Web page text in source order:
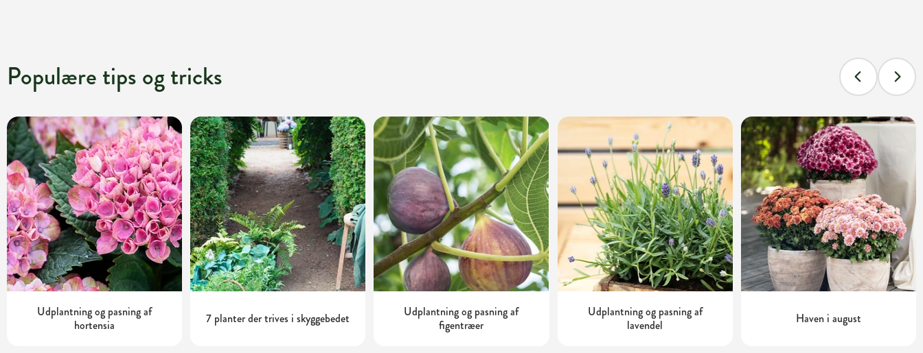
Populære tips og tricks
Udplantning og pasning af
hortensia
7 planter der trives i skyggebedet
Udplantning og pasning af
figentræer
Udplantning og pasning af
lavendel
Haven i august